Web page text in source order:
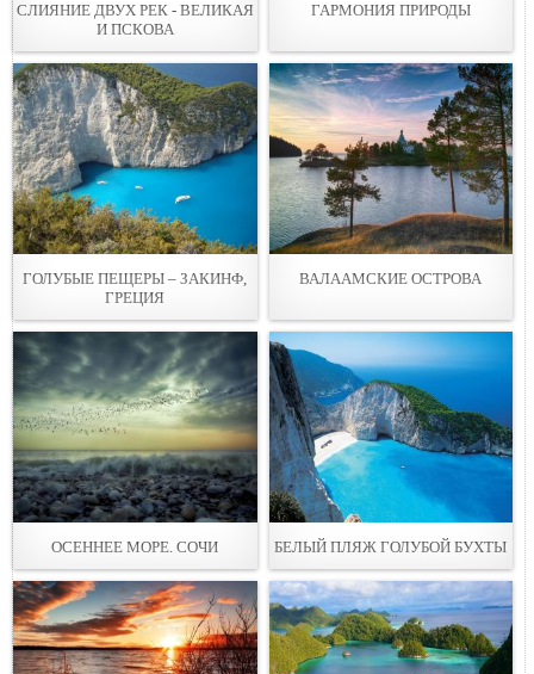
СЛИЯНИЕ ДВУХ РЕК - ВЕЛИКАЯ
И ПСКОВА
ГАРМОНИЯ ПРИРОДЫ
ГОЛУБЫЕ ПЕЩЕРЫ – ЗАКИНФ,
ГРЕЦИЯ
ВАЛААМСКИЕ ОСТРОВА
ОСЕННЕЕ МОРЕ. СОЧИ БЕЛЫЙ ПЛЯЖ ГОЛУБОЙ БУХТЫ